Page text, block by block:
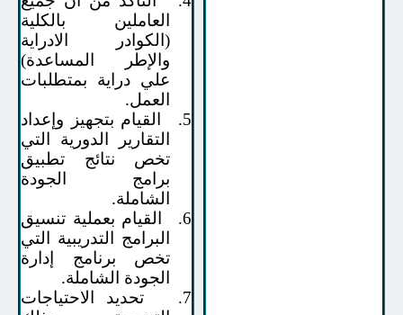
العاملين بالكلية
(الكوادر الادراية
والإطر المساعدة)
علي دراية بمتطلبات
العمل.
القيام بتجهيز وإعداد
التقارير الدورية التي
تخص نتائج تطبيق
برامج الجودة
الشاملة.
القيام بعملية تنسيق
البرامج التدريبية التي
تخص برنامج إدارة
الجودة الشاملة.
تحديد الاحتياجات